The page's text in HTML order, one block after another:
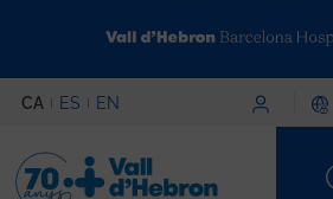
CA ES EN